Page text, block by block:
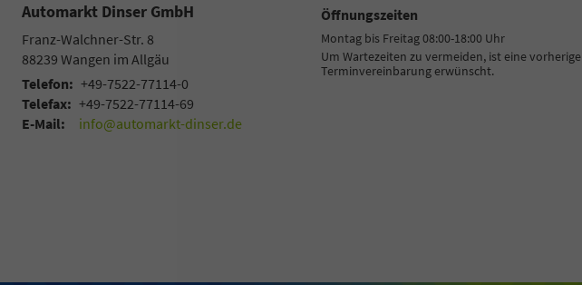
Automarkt Dinser GmbH
Franz-Walchner-Str. 8
88239 Wangen im Allgäu
Telefon: +49-7522-77114-0
Telefax: +49-7522-77114-69
E-Mail:
info@automarkt-dinser.de
Öffnungszeiten
Montag bis Freitag 08:00-18:00 Uhr
Um Wartezeiten zu vermeiden, ist eine vorherige
Terminvereinbarung erwünscht.